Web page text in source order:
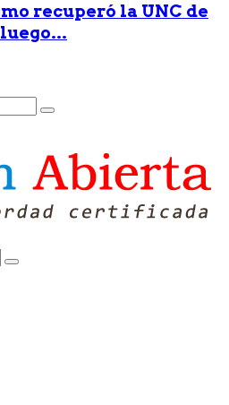
recuperó la UNC de